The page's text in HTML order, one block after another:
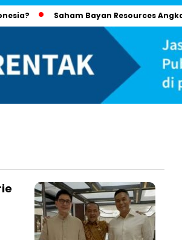
Saham Bayan Resources Angkat